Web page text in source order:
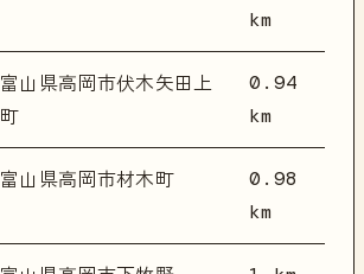
km
富山県高岡市伏木矢田上
町
0.94
km
富山県高岡市材木町
0.98
km